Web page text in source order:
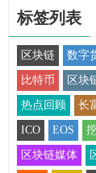
标签列表
区块链 数字
比特币 区块
热点回顾 长
ICO EOS
区块链媒体